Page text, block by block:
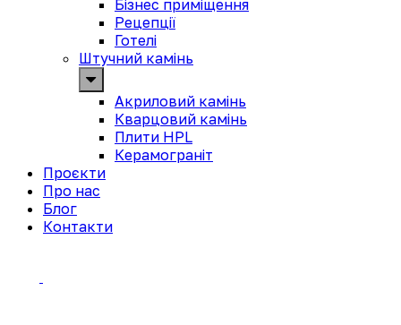
Бізнес приміщення
Рецепції
Готелі
Штучний камінь
Акриловий камінь
Кварцовий камінь
Плити HPL
Керамограніт
Проєкти
Про нас
Блог
Контакти